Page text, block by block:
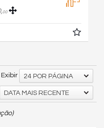
00
Exibir 24 POR PÁGINA
DATA MAIS RECENTE